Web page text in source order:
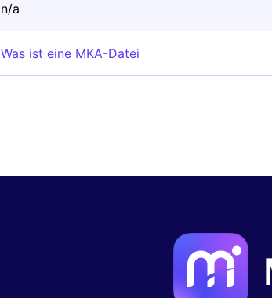
n/a
Was ist eine MKA-Datei